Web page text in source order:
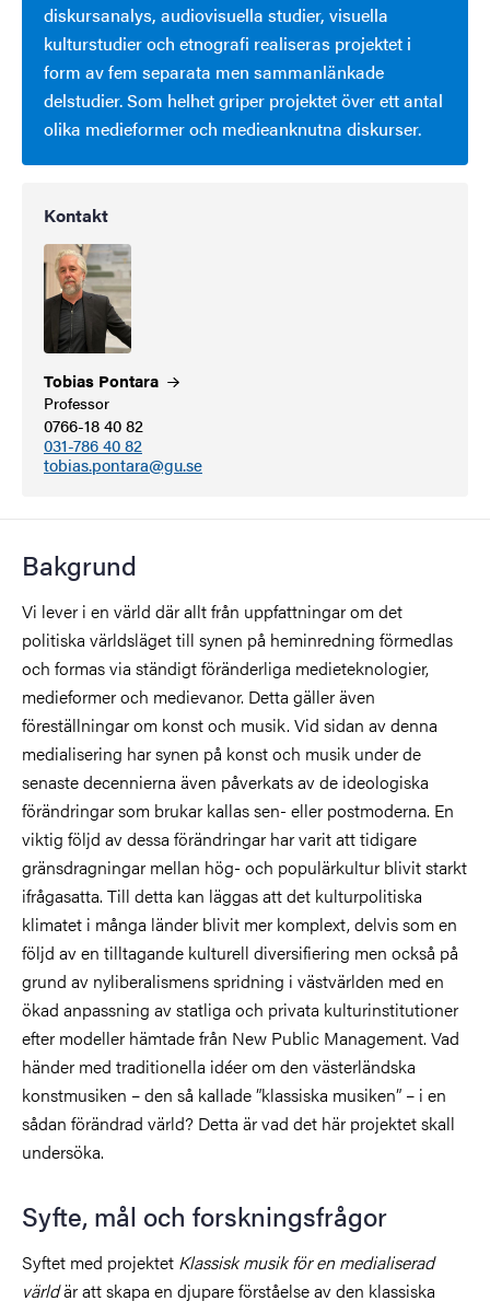
diskursanalys, audiovisuella studier, visuella
kulturstudier och etnografi realiseras projektet i
form av fem separata men sammanlänkade
delstudier. Som helhet griper projektet över ett antal
olika medieformer och medieanknutna diskurser.
Kontakt
Tobias Pontara
Professor
0766-18 40 82
031-786 40 82
tobias.pontara@gu.se
Bakgrund
Vi lever i en värld där allt från uppfattningar om det
politiska världsläget till synen på heminredning förmedlas
och formas via ständigt föränderliga medieteknologier,
medieformer och medievanor. Detta gäller även
föreställningar om konst och musik. Vid sidan av denna
medialisering har synen på konst och musik under de
senaste decennierna även påverkats av de ideologiska
förändringar som brukar kallas sen- eller postmoderna. En
viktig följd av dessa förändringar har varit att tidigare
gränsdragningar mellan hög- och populärkultur blivit starkt
ifrågasatta. Till detta kan läggas att det kulturpolitiska
klimatet i många länder blivit mer komplext, delvis som en
följd av en tilltagande kulturell diversifiering men också på
grund av nyliberalismens spridning i västvärlden med en
ökad anpassning av statliga och privata kulturinstitutioner
efter modeller hämtade från New Public Management. Vad
händer med traditionella idéer om den västerländska
konstmusiken – den så kallade ”klassiska musiken” – i en
sådan förändrad värld? Detta är vad det här projektet skall
undersöka.
Syfte, mål och forskningsfrågor
Syftet med projektet Klassisk musik för en medialiserad
världär att skapa en djupare förståelse av den klassiska